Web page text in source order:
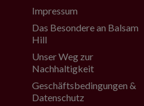
Impressum
Das Besondere an Balsam
Hill
Unser Weg zur
Nachhaltigkeit
Geschäftsbedingungen &
Datenschutz